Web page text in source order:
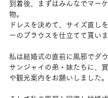
到着後、まずはみんなでマー
物。
ドレスを決めて、サイズ直し
ーのブラウスを仕立てて貰いま
私は結婚式の直前に風邪でダウ
サンジャイの弟・妹たちに、
や観光案内をお願いしました。